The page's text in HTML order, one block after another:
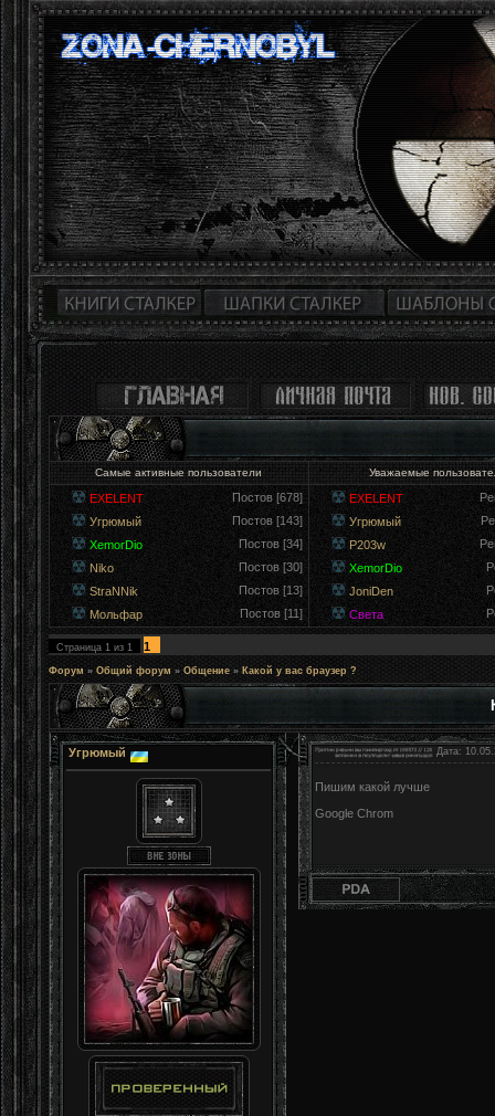
Самые активные пользователи Уважаемые
EXELENT
Постов [678]
Угрюмый
Постов [143]
XemorDio
Постов [34]
Niko
Постов [30]
StraNNik
Постов [13]
Мольфар
Постов [11]
EXELENT
Угрюмый
P203w
XemorDio
JoniDen
Света
Страница 1 из 1 1
Форум » Общий форум » Общение » Какой у вас браузер ?
Угрюмый Дата:
Пишим какой лучше
Google Chrom